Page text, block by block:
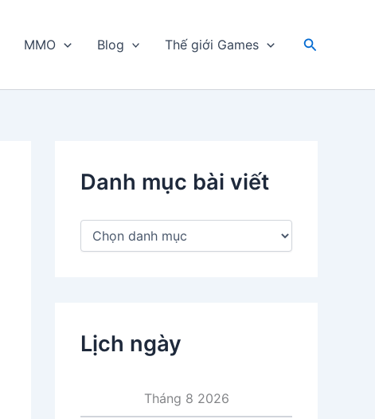
MMO Blog Thế giới Games
Tìm
Danh mục bài viết
D
b
à
Lịch ngày
Tháng 8 2026